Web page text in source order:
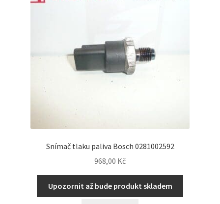
Snímač tlaku paliva Bosch 0281002592
968,00 Kč
Upozornit až bude produkt skladem